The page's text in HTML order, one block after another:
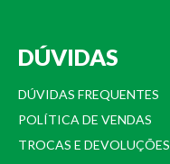
DÚVIDAS
DÚVIDAS FREQUENTES
POLÍTICA DE VENDAS
TROCAS E DEVOLUÇÕES